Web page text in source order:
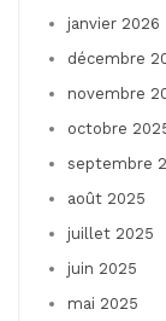
janvier 2026
décembre
novembre
octobre
septembre
août 2025
juillet 2025
juin 2025
mai 2025